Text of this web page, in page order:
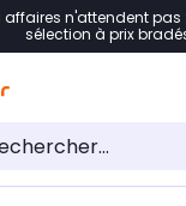
à la
au pied de
au chatbot
affaires n'attendent pas
sélection à prix